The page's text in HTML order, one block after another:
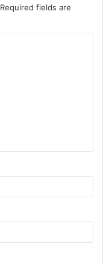
Required fields are